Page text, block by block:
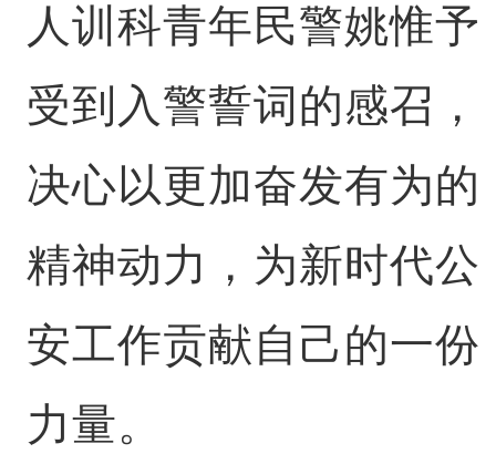
人训科青年民警姚惟予
受到入警誓词的感召，
决心以更加奋发有为的
精神动力，为新时代公
安工作贡献自己的一份
力量。